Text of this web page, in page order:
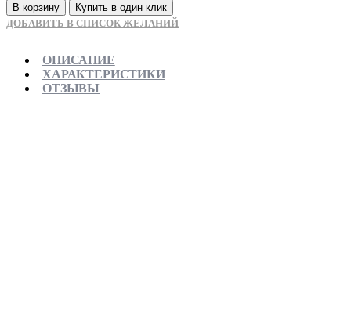
В корзину
Купить в один клик
ДОБАВИТЬ В СПИСОК ЖЕЛАНИЙ
ОПИСАНИЕ
ХАРАКТЕРИСТИКИ
ОТЗЫВЫ